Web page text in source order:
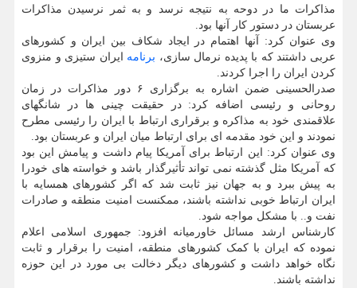
مذاکرات ما در دوحه به نتیجه نرسد و به ثمر نرسیدن مذاکرات
عربستان در دستور کار آنها بود.
وی عنوان کرد: آنها اهتمام در ایجاد شکاف بین ایران و کشورهای
عربی داشتند که با پدیده نرمال سازی، برنامه ایران ستیزی و منزوی
کردن ایران را اجرا کردند.
صدرالحسینی ضمن اشاره به برگزاری ۶ دور مذاکرات در زمان
روحانی و رئیسی اضافه کرد: در حقیقت چینی ها در شانگهای
علاقمندی خود به مذاکره و برقراری ارتباط با ایران را رئیسی مطرح
نمودند و این خود مقدمه ای برای ارتباط میان ایران و عربستان بود.
وی عنوان کرد: این ارتباط برای آمریکا پیام داشت و پیامش این بود
که آمریکا مثل گذشته نمی تواند تأثیرگذار باشد و خواسته های خودرا
به پیش ببرد و به جهان نیز ثابت شد که اگر کشورهای همسایه با
ایران ارتباط خوبی نداشته باشند، ممکنست امنیت منطقه و صادرات
نفت و.. با مشکل مواجه شود.
کارشناس ارشد مسائل خاورمیانه افزود: جمهوری اسلامی اعلام
نموده که ایران با کمک کشورهای منطقه، امنیت را برقرار و ثابت
نگاه خواهد داشت و کشورهای دیگر دخالت بی مورد در این حوزه
نداشته باشند.